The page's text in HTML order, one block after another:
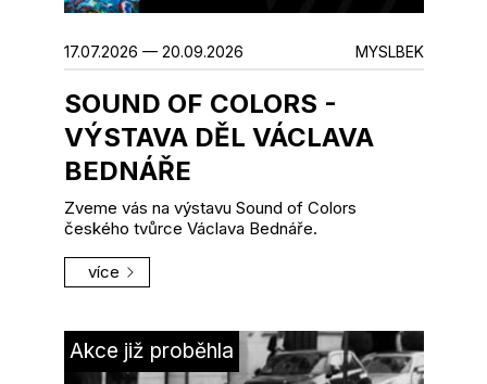
17.07.2026 — 20.09.2026 MYSLBEK
SOUND OF COLORS -
VÝSTAVA DĚL VÁCLAVA
BEDNÁŘE
Zveme vás na výstavu Sound of Colors
českého tvůrce Václava Bednáře.
více
Akce již proběhla